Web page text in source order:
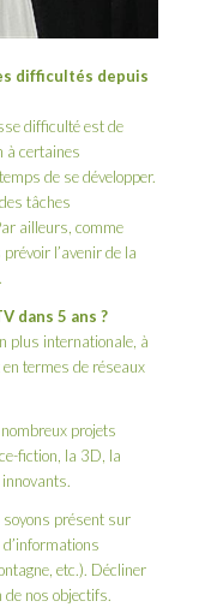
difficultés depuis
difficulté est de
à certaines
de se développer.
tâches
ailleurs, comme
l’avenir de la
dans 5 ans ?
plus internationale, à
termes de réseaux
projets
fiction, la 3D, la
soyons présent sur
d’informations
etc.). Décliner
de nos objectifs.